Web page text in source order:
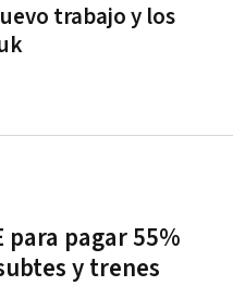
trabajo y los
para pagar 55%
y trenes